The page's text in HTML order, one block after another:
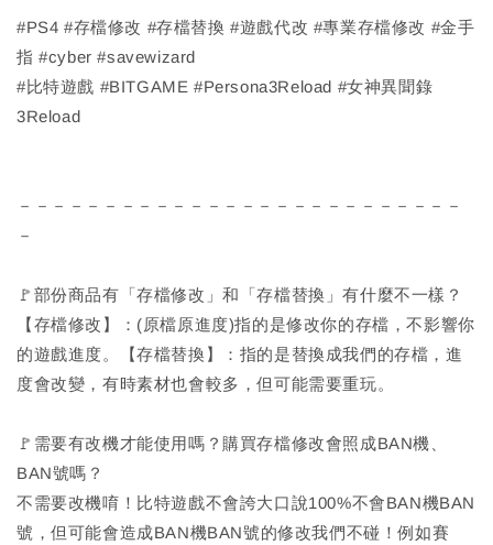
#PS4 #存檔修改 #存檔替換 #遊戲代改 #專業存檔修改 #金手
指 #cyber #savewizard
#比特遊戲 #BITGAME #Persona3Reload #女神異聞錄
3Reload
－－－－－－－－－－－－－－－－－－－－－－－－－－
－
🚩部份商品有「存檔修改」和「存檔替換」有什麼不一樣？
【存檔修改】：(原檔原進度)指的是修改你的存檔，不影響你
的遊戲進度。【存檔替換】：指的是替換成我們的存檔，進
度會改變，有時素材也會較多，但可能需要重玩。
🚩需要有改機才能使用嗎？購買存檔修改會照成BAN機、
BAN號嗎？
不需要改機唷！比特遊戲不會誇大口說100%不會BAN機BAN
號，但可能會造成BAN機BAN號的修改我們不碰！例如賽